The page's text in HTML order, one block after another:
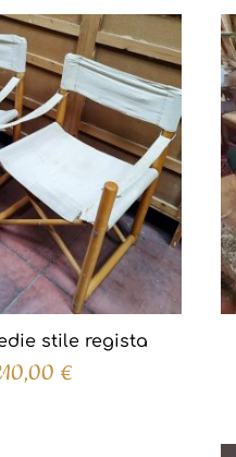
base
al
più
recente
stile regista
€